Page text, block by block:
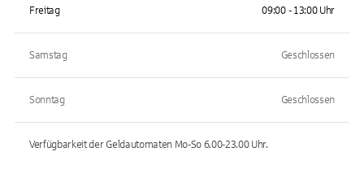
Freitag 09:00 - 13:00 Uhr
Samstag Geschlossen
Sonntag Geschlossen
Verfügbarkeit der Geldautomaten Mo-So 6.00-23.00Uhr.